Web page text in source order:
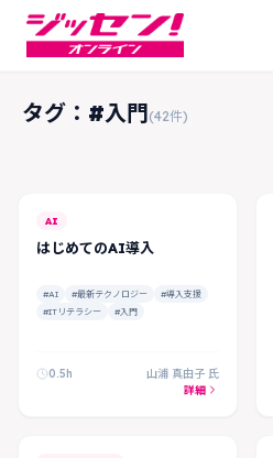
タグ：#入門(42件)
AI
はじめてのAI導入
#AI #最新テクノロジー
#導入支援
#ITリテラシー
#入門
0.5h
山浦 真由子 氏
詳細